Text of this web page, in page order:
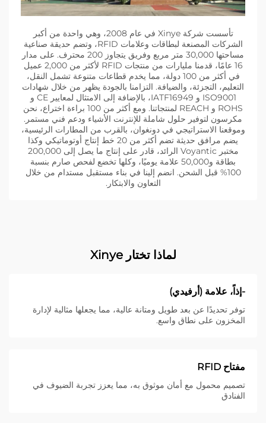
تأسست شركة Xinye في عام 2008، وهي واحدة من أكبر
الشركات المصنعة لبطاقات وعلامات RFID، وتضم حديقة صناعية
مساحتها 30,000 متر مربع وفريق يتجاوز 200 محترف. على مدار
16 عامًا، قدمنا مليارات من منتجات RFID لأكثر من 2,000 عميل
في أكثر من 100 دولة، مما يخدم قطاعات متنوعة تشمل النقل،
التعليم، التجزئة، والضيافة. التزامنا بالجودة يظهر من خلال شهادات
ISO9001 و IATF16949، بالإضافة إلى الامتثال لمعايير CE و
ROHS و REACH لمنتجاتنا. ومع أكثر من 100 براءة اختراع، نحن
مكرسون لتوفير حلول شاملة للإنترنت الأشياء ودعم فني مستمر.
وموقعنا الاستراتيجي في دونغوان، بالقرب من المطارات الرئيسية،
يضم مرافق حديثة تضم أكثر من 20 خط إنتاج أوتوماتيكي وكذا
مختبر Voyantic الرائد، قادر على إنتاج ما يصل إلى 200,000
بطاقة و50,000 علامة يوميًا، وكلها تخضع لفحص صارم بنسبة
100% قبل الشحن. انضم إلينا في بناء مستقبل مستدام من خلال
التعاون والابتكار.
لماذا تختار Xinye
-إذاً، علامة (أرفيدي)
توفر تحديدًا عن بعد طويل ومتانة عالية، مما يجعلها مثالية لإدارة
المخزون على نطاق واسع.
مفتاح RFID
تصميم محمول مع أمان موثوق به، مما يعزز تجربة الضيوف في
الفنادق